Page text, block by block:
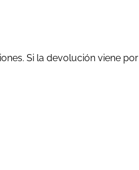
Si la devolución viene por